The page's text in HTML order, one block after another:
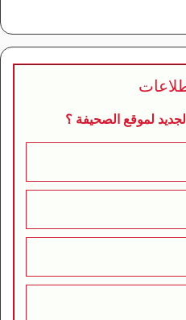
لموقع الصحيفة ؟